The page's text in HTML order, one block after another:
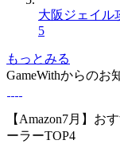
大阪ジェイル
5
もっとみる
GameWithからのお
【Amazon7月】お
ーラーTOP4